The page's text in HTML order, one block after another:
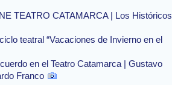
TEATRO CATAMARCA | Los Históricos
teatral “Vacaciones de Invierno en el
en el Teatro Catamarca | Gustavo
Franco